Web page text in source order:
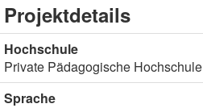
Projektdetails
Hochschule
Private Pädagogische
Sprache